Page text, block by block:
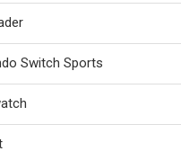
Switch Sports